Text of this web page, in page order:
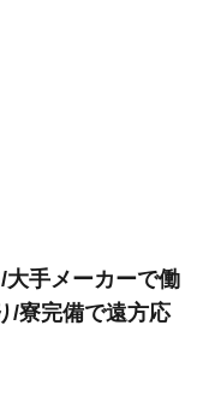
手メーカーで働
/寮完備で遠方応